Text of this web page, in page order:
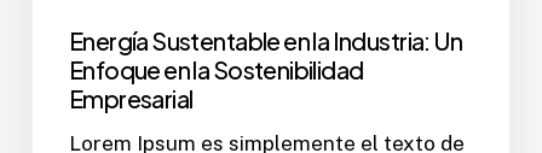
Energía Sustentable en la Industria: Un
Enfoque en la Sostenibilidad
Empresarial
Lorem Ipsum es simplemente el texto de